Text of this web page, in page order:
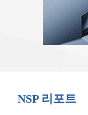
NSP 리포트